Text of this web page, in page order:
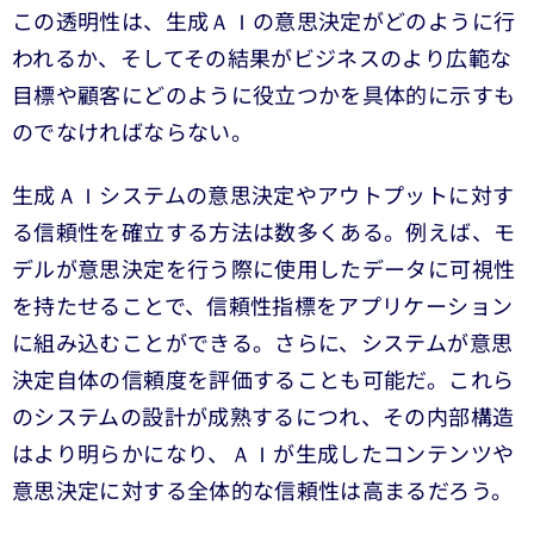
この透明性は、生成ＡＩの意思決定がどのように行
われるか、そしてその結果がビジネスのより広範な
目標や顧客にどのように役立つかを具体的に示すも
のでなければならない。
生成ＡＩシステムの意思決定やアウトプットに対す
る信頼性を確立する方法は数多くある。例えば、モ
デルが意思決定を行う際に使用したデータに可視性
を持たせることで、信頼性指標をアプリケーション
に組み込むことができる。さらに、システムが意思
決定自体の信頼度を評価することも可能だ。これら
のシステムの設計が成熟するにつれ、その内部構造
はより明らかになり、ＡＩが生成したコンテンツや
意思決定に対する全体的な信頼性は高まるだろう。